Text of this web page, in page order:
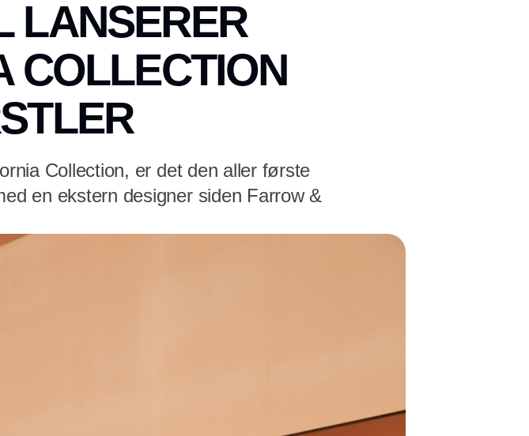
LANSERER
COLLECTION
Collection, er det den aller første
en ekstern designer siden Farrow &